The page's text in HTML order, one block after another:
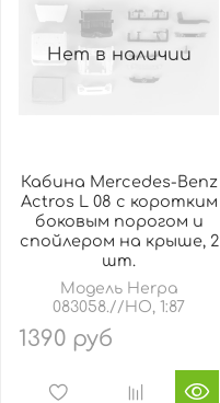
Нет в наличии
Кабина Mercedes-Benz
Actros L 08 с коротким
боковым порогом и
спойлером на крыше, 2
шт.
Модель Herpa
083058.//HO, 1:87
1390 руб